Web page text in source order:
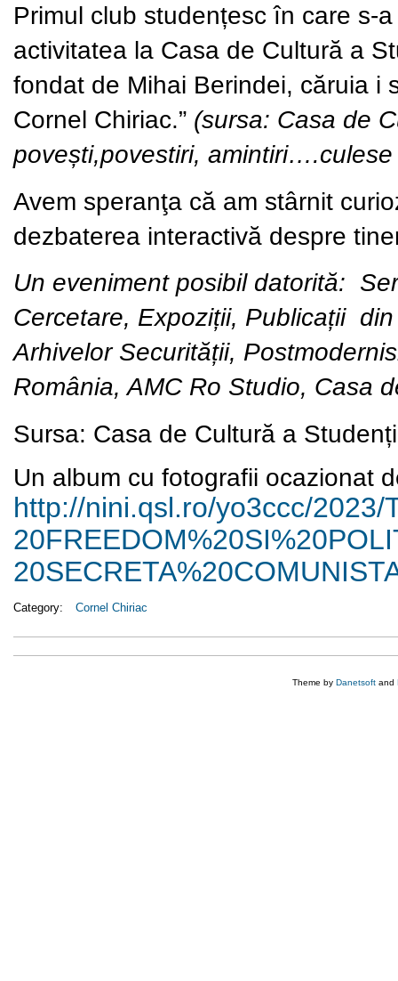
Primul club studențesc în care s-
activitatea la Casa de Cultură a
fondat de Mihai Berindei, căruia i
Cornel Chiriac.” (sursa: Casa de
povești,povestiri,
Avem speranţa că am stârnit
dezbaterea interactivă despre
Un eveniment posibil datorită:
Cercetare, Expoziții, Publicații
Arhivelor Securității,
România, AMC Ro Studio, Casa
Sursa: Casa de Cultură a
Un album cu fotografii ocazionat
http://nini.qsl.ro/yo3ccc/2023/
Category: Cornel Chiriac
Theme by Danetsoft and